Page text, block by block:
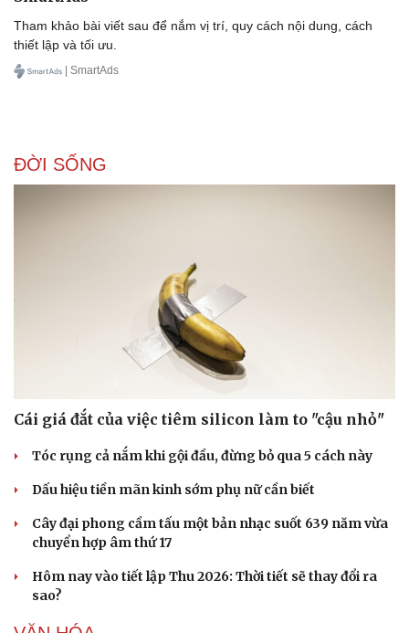
Tham khảo bài viết sau để nắm vị trí, quy cách nội dung, cách
thiết lập và tối ưu.
| SmartAds
ĐỜI SỐNG
Cái giá đắt của việc tiêm silicon làm to "cậu nhỏ"
Tóc rụng cả nắm khi gội đầu, đừng bỏ qua 5 cách này
Dấu hiệu tiền mãn kinh sớm phụ nữ cần biết
Cây đại phong cầm tấu một bản nhạc suốt 639 năm vừa
chuyển hợp âm thứ 17
Hôm nay vào tiết lập Thu 2026: Thời tiết sẽ thay đổi ra
sao?